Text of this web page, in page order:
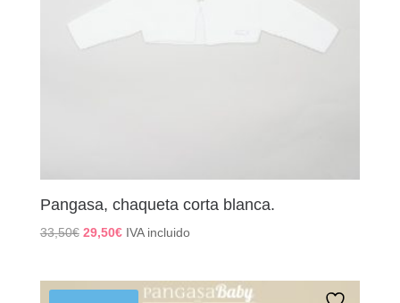
Pangasa, chaqueta corta blanca.
33,50€ El
era:
29,50€El
es:
IVA incluido